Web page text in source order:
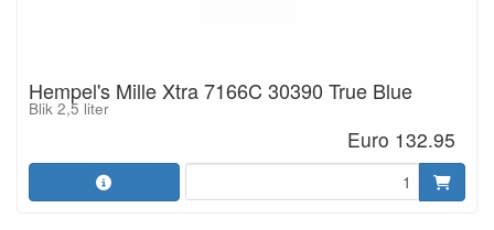
Hempel's Mille Xtra 7166C 30390 True Blue
Blik 2,5 liter
Euro 132.95